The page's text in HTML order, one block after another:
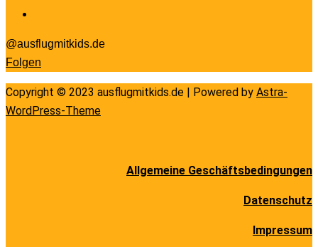
@ausflugmitkids.de
Folgen
Copyright © 2023 ausflugmitkids.de | Powered by Astra-
WordPress-Theme
Allgemeine Geschäftsbedingungen
Datenschutz
Impressum